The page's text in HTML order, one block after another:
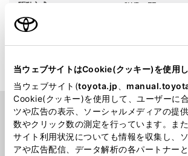
当ウェブサイトはCookie(クッキー)を使用し
当ウェブサイト(toyota.jp
Cookie(クッキー)を使用して、ユーザーに
ツや広告の表示、ソーシャルメディアの提
数やクリック数の測定を行っています。ま
サイト利用状況についても情報を収集し、
アや広告配信、データ解析の各パートナー
駆動方式 2WD FF
PICK UP